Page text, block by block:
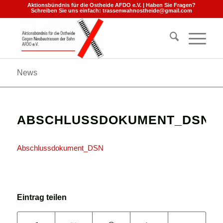
Aktionsbündnis für die Ostheide AFDO e.V. | Haben Sie Fragen?
Schreiben Sie uns einfach: trassenwahnostheide@gmail.com
News
ABSCHLUSSDOKUMENT_DSN
Abschlussdokument_DSN
Eintrag teilen